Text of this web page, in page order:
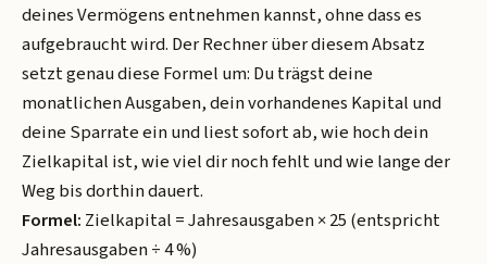
deines Vermögens entnehmen kannst, ohne dass es
aufgebraucht wird. Der Rechner über diesem Absatz
setzt genau diese Formel um: Du trägst deine
monatlichen Ausgaben, dein vorhandenes Kapital und
deine Sparrate ein und liest sofort ab, wie hoch dein
Zielkapital ist, wie viel dir noch fehlt und wie lange der
Weg bis dorthin dauert.
Formel: Zielkapital = Jahresausgaben × 25 (entspricht
Jahresausgaben ÷ 4 %)